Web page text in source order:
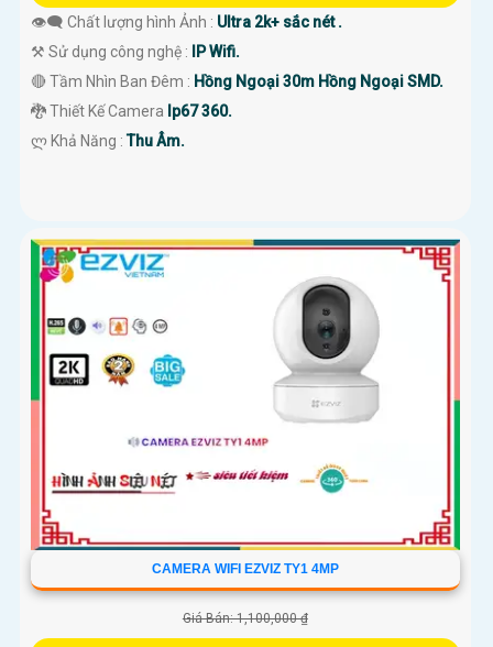
👁️‍🗨 Chất lượng hình Ảnh : Ultra 2k+ sắc nét .
⚒ Sử dụng công nghệ :
IP Wifi.
🔴 Tầm Nhìn Ban Đêm : Hồng Ngoại 30m Hồng Ngoại SMD.
🐉️ Thiết Kế Camera Ip67 360.
️ლ Khả Năng :Thu Âm.
CAMERA WIFI EZVIZ TY1 4MP
Giá Bán: 1,100,000 ₫